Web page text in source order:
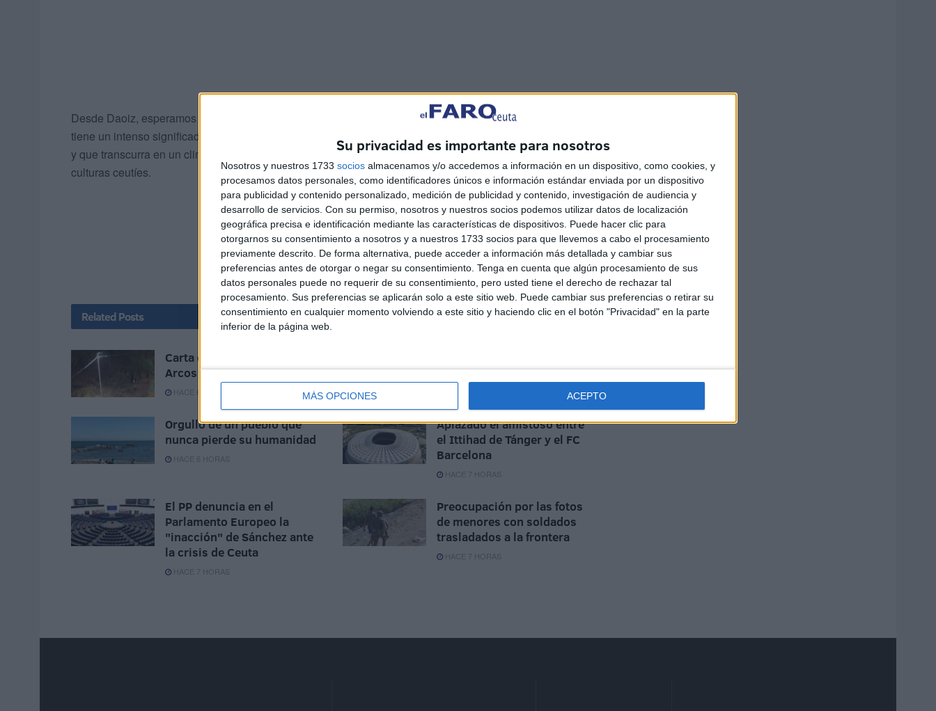
Su privacidad es importante para nosotros
Nosotros y nuestros 1733 socios almacenamos y/o accedemos a información en un dispositivo, como cookies, y
procesamos datos personales, como identificadores únicos e información estándar enviada por un dispositivo
para publicidad y contenido personalizado, medición de publicidad y contenido, investigación de audiencia y
desarrollo de servicios. Con su permiso, nosotros y nuestros socios podemos utilizar datos de localización
geográfica precisa e identificación mediante las características de dispositivos. Puede hacer clic para
otorgarnos su consentimiento a nosotros y a nuestros 1733 socios para que llevemos a cabo el procesamiento
previamente descrito. De forma alternativa, puede acceder a información más detallada y cambiar sus
preferencias antes de otorgar o negar su consentimiento. Tenga en cuenta que algún procesamiento de sus
datos personales puede no requerir de su consentimiento, pero usted tiene el derecho de rechazar tal
procesamiento. Sus preferencias se aplicarán solo a este sitio web. Puede cambiar sus preferencias o retirar su
consentimiento en cualquier momento volviendo a este sitio y haciendo clic en el botón "Privacidad" en la parte
inferior de la página web.
MÁS OPCIONES ACEPTO
Desde Daoiz, esperamos y deseamos que tan importante día para todos los que siguen el Islam, que
tiene un intenso significado de perdón y concordia,sea motivo de unión y felicidad para todos los ceutíes,
y que transcurra en un clima de convivencia, solidaridad, entendimiento y acercamiento entre todas las
culturas ceutíes.
Related Posts
Carta de los vecinos de
Arcos Quebrados
HACE 6 HORAS
herido por arma blanca
Orgullo de un pueblo que
nunca pierde su humanidad
HACE 6 HORAS
Aplazado el amistoso entre
el Ittihad de Tánger y el FC
Barcelona
HACE 7 HORAS
El PP denuncia en el
Parlamento Europeo la
"inacción" de Sánchez ante
la crisis de Ceuta
HACE 7 HORAS
Preocupación por las fotos
de menores con soldados
trasladados a la frontera
HACE 7 HORAS